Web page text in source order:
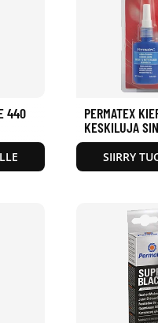
440
PERMATEX
KESKILUJA
SIIRRY